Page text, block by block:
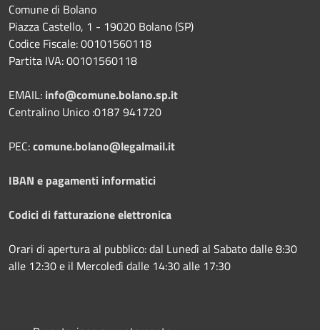
Comune di Bolano
Piazza Castello, 1 - 19020 Bolano (SP)
Codice Fiscale: 00101560118
Partita IVA: 00101560118
EMAIL: info@comune.bolano.sp.it
Centralino Unico :0187 941720
PEC:comune.bolano@legalmail.it
IBAN e pagamenti informatici
Codici di fatturazione elettronica
Orari di apertura al pubblico: dal Lunedì al Sabato dalle 8:30
alle 12:30 e il Mercoledì dalle 14:30 alle 17:30